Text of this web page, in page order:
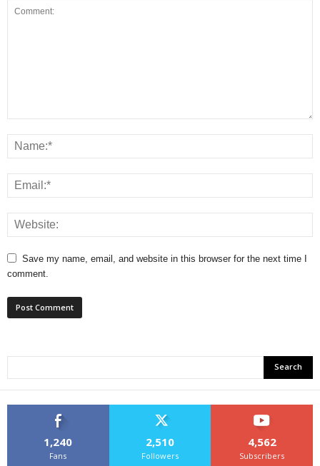
Save my name, email, and website in this browser for the next time I
comment.
1,240
Fans
2,510
Followers
4,562
Subscribers